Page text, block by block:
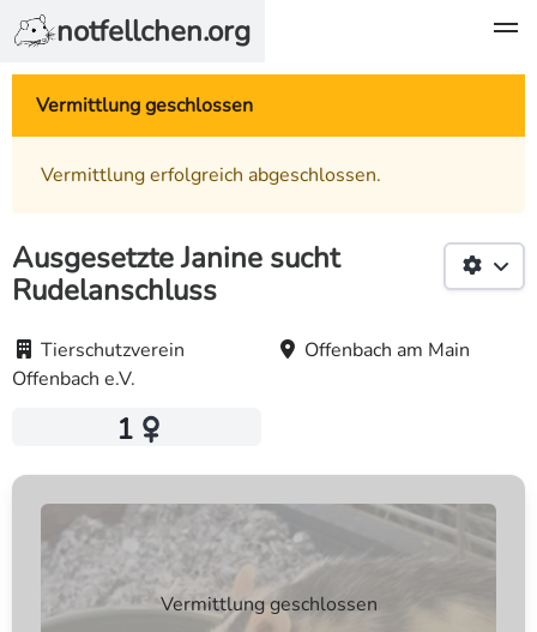
notfellchen.org
Vermittlung geschlossen
Vermittlung erfolgreich abgeschlossen.
Ausgesetzte Janine sucht
Rudelanschluss
Tierschutzverein
Offenbach e.V.
Offenbach am Main
1
Vermittlung geschlossen